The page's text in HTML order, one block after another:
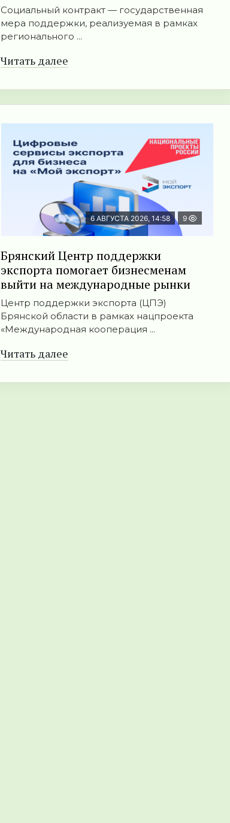
Социальный контракт — государственная
мера поддержки, реализуемая в рамках
регионального ...
Читать далее
6 АВГУСТА 2026, 14:58 9
Брянский Центр поддержки
экспорта помогает бизнесменам
выйти на международные рынки
Центр поддержки экспорта (ЦПЭ)
Брянской области в рамках нацпроекта
«Международная кооперация ...
Читать далее